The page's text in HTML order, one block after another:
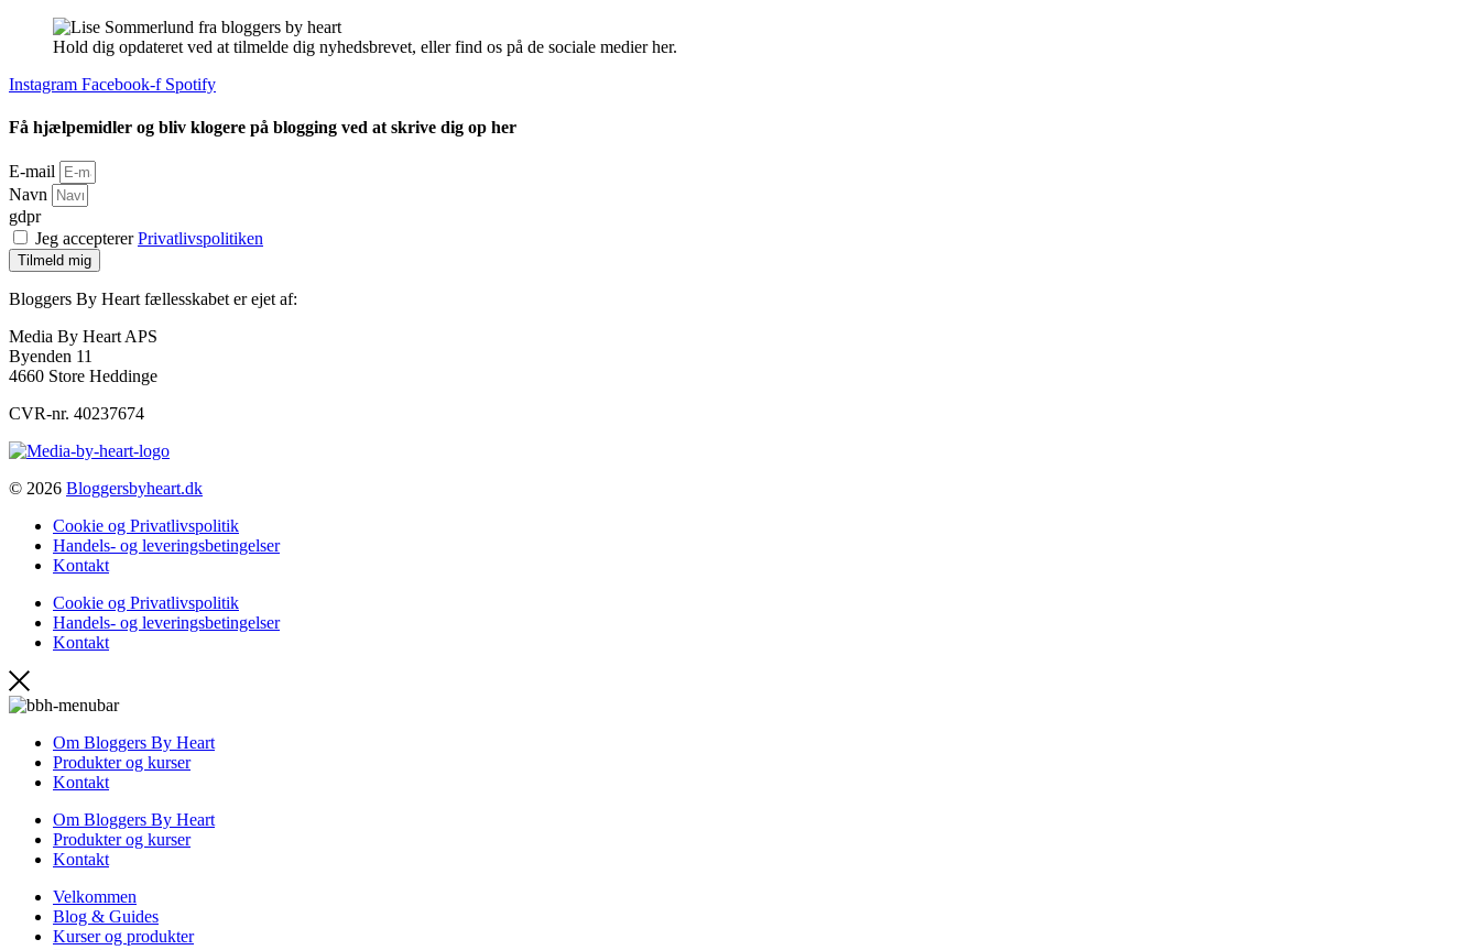
Hold dig opdateret ved at tilmelde dig nyhedsbrevet, eller find os på de sociale medier her.
Instagram Facebook-f Spotify
Få hjælpemidler og bliv klogere på blogging ved at skrive dig op her
E-mail
Navn
gdpr
Jeg acceptererPrivatlivspolitiken
Tilmeld mig
Bloggers By Heart fællesskabet er ejet af:
Media By Heart APS
Byenden 11
4660 Store Heddinge
CVR-nr. 40237674
© 2026 Bloggersbyheart.dk
Cookie og Privatlivspolitik
Handels- og leveringsbetingelser
Kontakt
Cookie og Privatlivspolitik
Handels- og leveringsbetingelser
Kontakt
Om Bloggers By Heart
Produkter og kurser
Kontakt
Om Bloggers By Heart
Produkter og kurser
Kontakt
Velkommen
Blog & Guides
Kurser og produkter